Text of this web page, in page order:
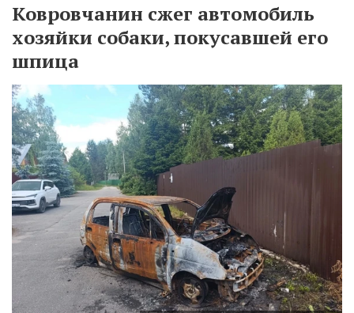
Ковровчанин сжег автомобиль
хозяйки собаки, покусавшей его
шпица